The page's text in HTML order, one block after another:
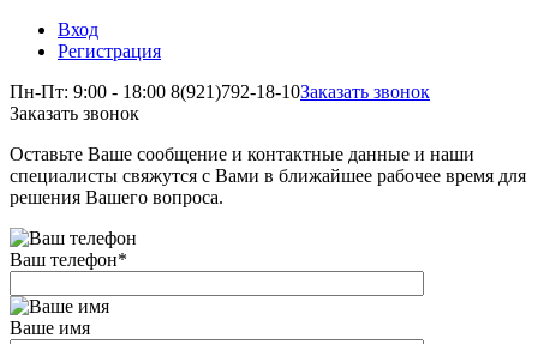
Вход
Регистрация
Пн-Пт: 9:00 - 18:00 8(921)792-18-10Заказать звонок
Заказать звонок
Оставьте Ваше сообщение и контактные данные и наши
специалисты свяжутся с Вами в ближайшее рабочее время для
решения Вашего вопроса.
Ваш телефон*
Ваше имя